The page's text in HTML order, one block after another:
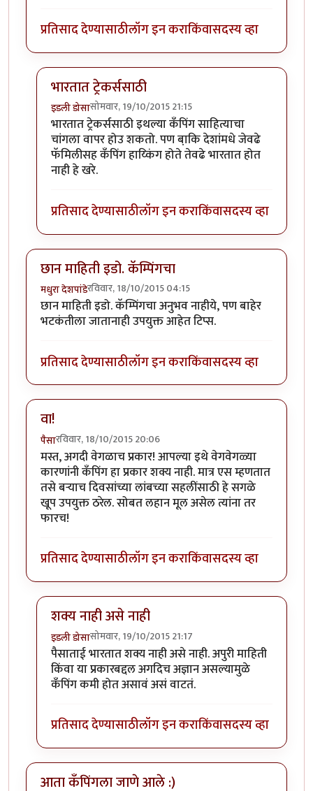
प्रतिसाद देण्यासाठीलॉग इन कराकिंवासदस्य व्हा
भारतात ट्रेकर्ससाठी
इडली डोसासोमवार, 19/10/2015 21:15
In reply toमस्त माहिती. अमेरिकादी देशांतby
भारतात ट्रेकर्ससाठी इथल्या कँपिंग साहित्याचा
चांगला वापर होउ शकतो. पण बा़कि देशांमधे जेवढे
फॅमिलीसह कँपिंग हाय्किंग होते तेवढे भारतात होत
नाही हे खरे.
प्रतिसाद देण्यासाठीलॉग इन कराकिंवासदस्य व्हा
छान माहिती इडो. कॅम्पिंगचा
मधुरा देशपांडेरविवार, 18/10/2015 04:15
छान माहिती इडो. कॅम्पिंगचा अनुभव नाहीये, पण बाहेर
भटकंतीला जातानाही उपयुक्त आहेत टिप्स.
प्रतिसाद देण्यासाठीलॉग इन कराकिंवासदस्य व्हा
वा!
पैसारविवार, 18/10/2015 20:06
मस्त, अगदी वेगळाच प्रकार! आपल्या इथे वेगवेगळ्या
कारणांनी कँपिंग हा प्रकार शक्य नाही. मात्र एस म्हणतात
तसे बर्‍याच दिवसांच्या लांबच्या सहलींसाठी हे सगळे
खूप उपयुक्त ठरेल. सोबत लहान मूल असेल त्यांना तर
फारच!
प्रतिसाद देण्यासाठीलॉग इन कराकिंवासदस्य व्हा
शक्य नाही असे नाही
इडली डोसासोमवार, 19/10/2015 21:17
In reply toवा!byपैसा
पैसाताई भारतात शक्य नाही असे नाही. अपुरी माहिती
किंवा या प्रकारबद्दल अगदिच अज्ञान असल्यामुळे
कँपिंग कमी होत असावं असं वाटतं.
प्रतिसाद देण्यासाठीलॉग इन कराकिंवासदस्य व्हा
आता कँपिंगला जाणे आले :)